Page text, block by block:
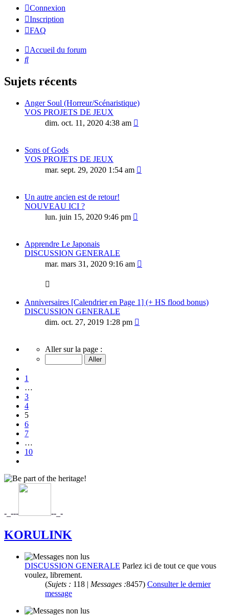
Connexion
Inscription
FAQ
Accueil du forum
Rechercher
Sujets récents
Anger Soul (Horreur/Scénaristique)
VOS PROJETS DE JEUX
dim. oct. 11, 2020 4:38 am
Sons of Gods
VOS PROJETS DE JEUX
mar. sept. 29, 2020 1:54 am
Un autre ancien est de retour!
NOUVEAU ICI ?
lun. juin 15, 2020 9:46 pm
Apprendre Le Japonais
DISCUSSION GENERALE
mar. mars 31, 2020 9:16 am
Anniversaires [Calendrier en Page 1] (+ HS flood bonus)
DISCUSSION GENERALE
dim. oct. 27, 2019 1:28 pm
Page
10
Aller sur la page :
1
…
3
4
5
6
7
…
10
-_--- --_-
KORULINK
DISCUSSION GENERALE Parlez ici de tout ce que vous
voulez, librement.
(Sujets : 118 | Messages :8457) Consulter le dernier
message